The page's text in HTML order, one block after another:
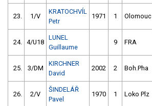
23. 1/V
KRATOCHVÍL
Petr
1971 1 Olomouc
24. 4/U18
LUNEL
Guillaume
9 FRA
25. 3/DM
KIRCHNER
David
2002 2 Boh.Pha
26. 2/V
ŠINDELÁŘ
Pavel
1970 1 Loko Plz